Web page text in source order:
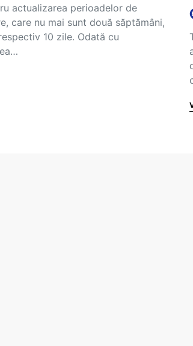
actualizarea perioadelor de
care nu mai sunt două săptămâni,
10 zile. Odată cu